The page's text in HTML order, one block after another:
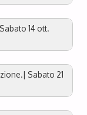
14 ott.
Sabato 21